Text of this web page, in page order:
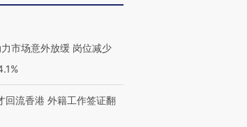
市场意外放缓 岗位减少
回流香港 外籍工作签证翻